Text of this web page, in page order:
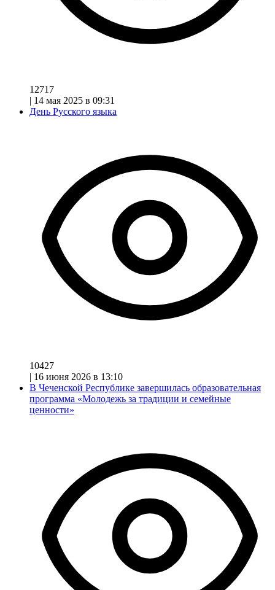
12717
| 14 мая 2025 в 09:31
День Русского языка
10427
| 16 июня 2026 в 13:10
В Чеченской Республике завершилась образовательная
программа «Молодежь за традиции и семейные
ценности»